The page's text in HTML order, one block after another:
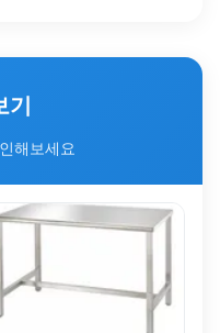
기
해보세요